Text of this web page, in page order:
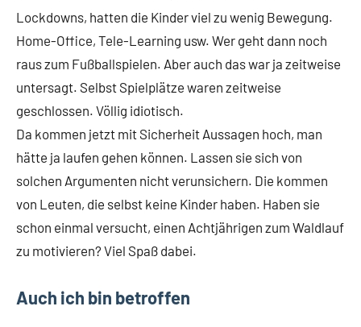
Lockdowns, hatten die Kinder viel zu wenig Bewegung.
Home-Office, Tele-Learning usw. Wer geht dann noch
raus zum Fußballspielen. Aber auch das war ja zeitweise
untersagt. Selbst Spielplätze waren zeitweise
geschlossen. Völlig idiotisch.
Da kommen jetzt mit Sicherheit Aussagen hoch, man
hätte ja laufen gehen können. Lassen sie sich von
solchen Argumenten nicht verunsichern. Die kommen
von Leuten, die selbst keine Kinder haben. Haben sie
schon einmal versucht, einen Achtjährigen zum Waldlauf
zu motivieren? Viel Spaß dabei.
Auch ich bin betroffen